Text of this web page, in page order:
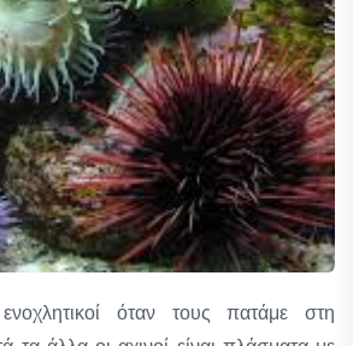
όταν τους πατάμε στη